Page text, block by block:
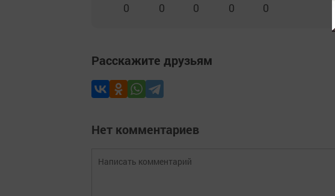
0 0 0 0 0
Расскажите друзьям
Нет комментариев